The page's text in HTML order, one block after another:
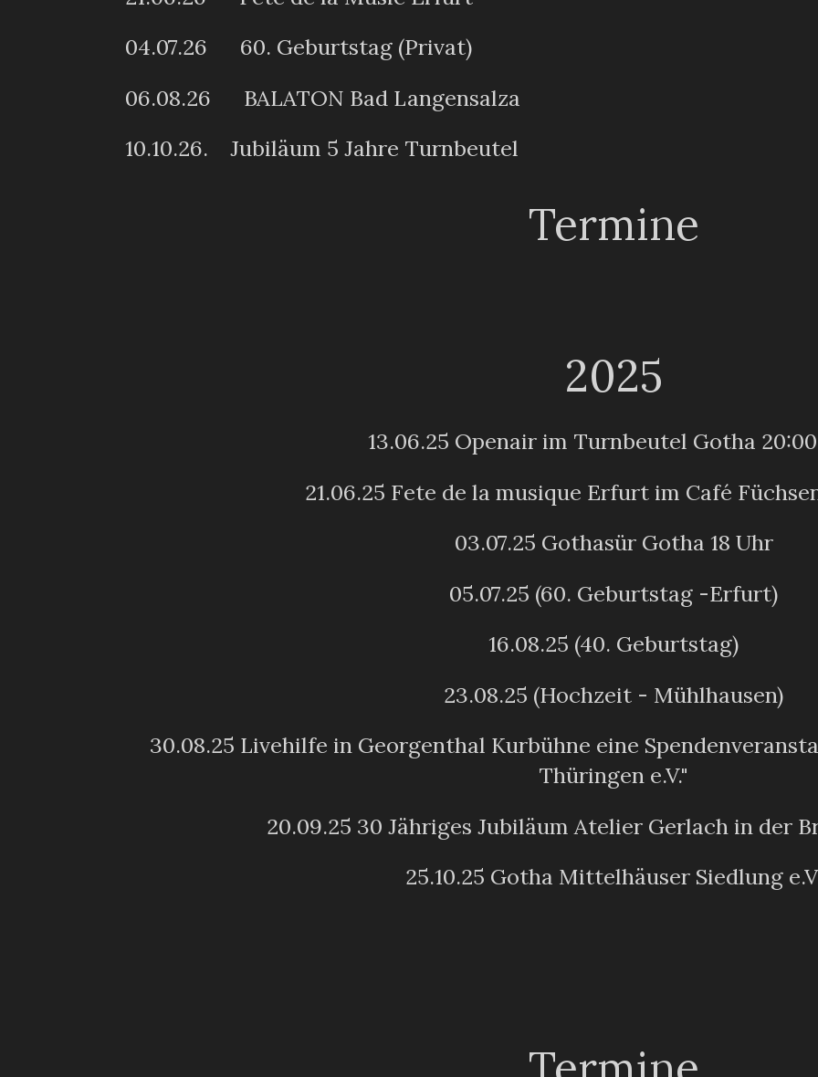
04.07.26 60. Geburtstag (Privat)
06.08.26 BALATON Bad Langensalza
10.10.26. Jubiläum 5 Jahre Turnbeutel
Termine
2025
13.06.25 Openair im Turnbeutel Gotha
21.06.25 Fete de la musique Erfurt im Café
03.07.25 Gothasür Gotha 18 Uhr
05.07.25 (60. Geburtstag -Erfurt)
16.08.25 (40. Geburtstag)
23.08.25 (Hochzeit - Mühlhausen)
30.08.25 Livehilfe in Georgenthal Kurbühne eine
Thüringen e.V."
20.09.25 30 Jähriges Jubiläum Atelier Gerlach in der
25.10.25 Gotha Mittelhäuser Siedlung